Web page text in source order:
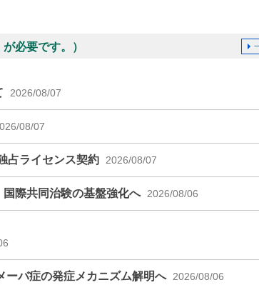
必要です。）
2026/08/07
08/07
占ライセンス契約 2026/08/07
際共同治験の基盤強化へ 2026/08/06
バ症の発症メカニズム解明へ 2026/08/06